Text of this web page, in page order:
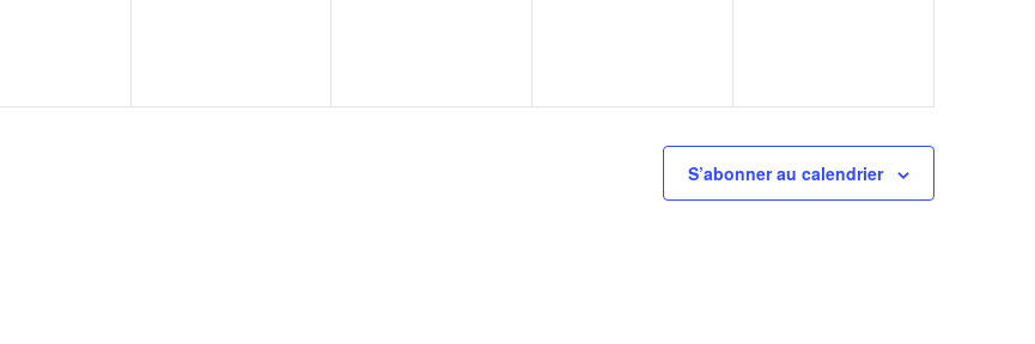
S’abonner au calendrier